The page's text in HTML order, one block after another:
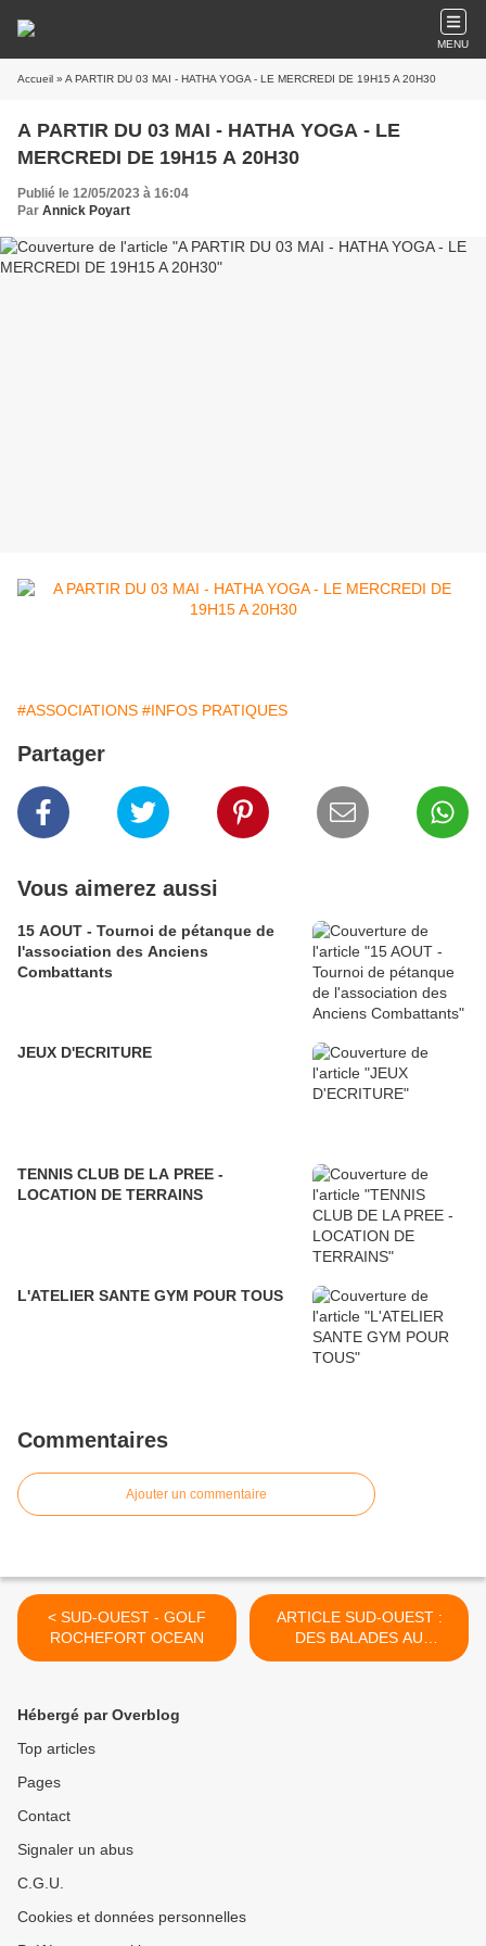
MENU
Accueil » A PARTIR DU 03 MAI - HATHA YOGA - LE MERCREDI DE 19H15 A 20H30
A PARTIR DU 03 MAI - HATHA YOGA - LE
MERCREDI DE 19H15 A 20H30
Publié le 12/05/2023 à 16:04
Par Annick Poyart
#ASSOCIATIONS #INFOS PRATIQUES
Partager
Vous aimerez aussi
15 AOUT - Tournoi de pétanque de
l'association des Anciens
Combattants
JEUX D'ECRITURE
TENNIS CLUB DE LA PREE -
LOCATION DE TERRAINS
L'ATELIER SANTE GYM POUR TOUS
Commentaires
Ajouter un commentaire
< SUD-OUEST - GOLF
ROCHEFORT OCEAN
ARTICLE SUD-OUEST :
DES BALADES AU
RYTHME NORDIQUE >
Hébergé par Overblog
Top articles
Pages
Contact
Signaler un abus
C.G.U.
Cookies et données personnelles